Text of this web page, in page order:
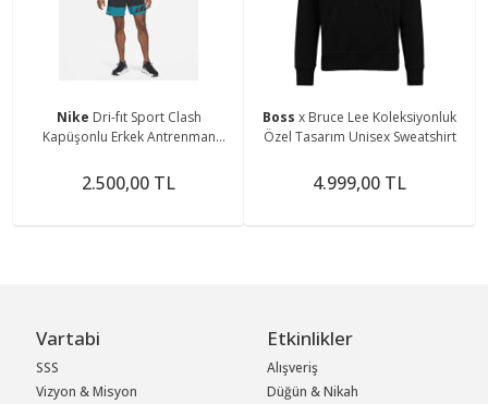
Nike Dri-fıt Sport Clash
Kapüşonlu Erkek Antrenman
2.500,00 TL
Boss x Bruce Lee Koleksiyonluk
Özel Tasarım Unisex Sweatshirt
4.999,00 TL
Vartabi
SSS
Vizyon & Misyon
Etkinlikler
Alışveriş
Düğün & Nikah